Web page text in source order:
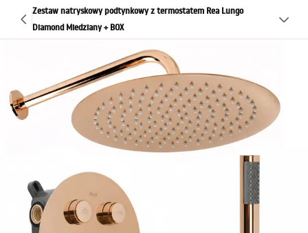
Zestaw natryskowy podtynkowy z termostatem Rea Lungo
Diamond Miedziany + BOX